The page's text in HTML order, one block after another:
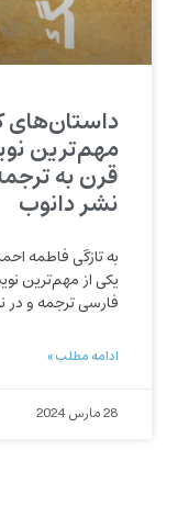
داستان‌های
مهم‌ترین
قرن به
نشر دانوب
به تازگی فاطمه
یکی از مهم‌ترین
فارسی ترجمه و در
ادامه مطلب »
28 مارس 2024